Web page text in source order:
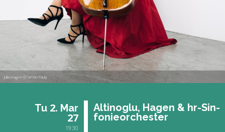
Julia Hagen © Simon Pauly
Tu 2. Mar
27
19:30
Al­ti­no­g­lu, Hagen & hr-Sin­
fo­nie­or­ches­ter